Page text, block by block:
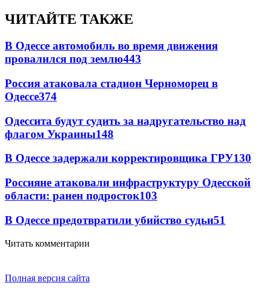
ЧИТАЙТЕ ТАКЖЕ
В Одессе автомобиль во время движения
провалился под землю443
Россия атаковала стадион Черноморец в
Одессе374
Одессита будут судить за надругательство над
флагом Украины148
В Одессе задержали корректировщика ГРУ130
Россияне атаковали инфраструктуру Одесской
области: ранен подросток103
В Одессе предотвратили убийство судьи51
Читать комментарии
Полная версия сайта